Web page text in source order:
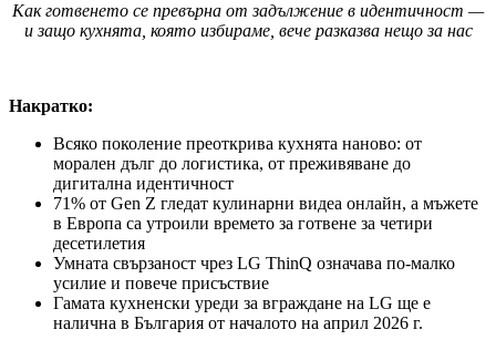
Как готвенето се превърна от задължение в идентичност —
и защо кухнята, която избираме, вече разказва нещо за нас
Накратко:
Всяко поколение преоткрива кухнята наново: от
морален дълг до логистика, от преживяване до
дигитална идентичност
71% от Gen Z гледат кулинарни видеа онлайн, а мъжете
в Европа са утроили времето за готвене за четири
десетилетия
Умната свързаност чрез LG ThinQ означава по-малко
усилие и повече присъствие
Гамата кухненски уреди за вграждане на LG ще е
налична в България от началото на април 2026 г.